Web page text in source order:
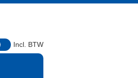
Incl. BTW